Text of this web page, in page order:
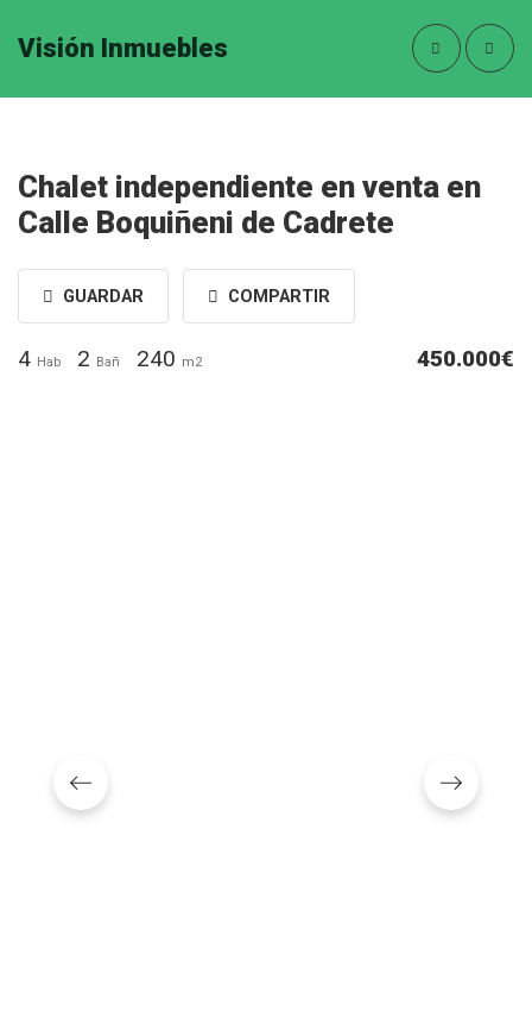
Visión Inmuebles
Chalet independiente en venta en
Calle Boquiñeni de Cadrete
GUARDAR COMPARTIR
4 Hab 2 Bañ 240 m2 450.000€